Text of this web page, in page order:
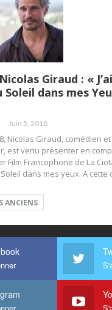
Giraud : «
Soleil dans mes
Juin 5, 2018
Nicolas Giraud, comédien
est venu présenter en
Film Francophone de La
dans mes yeux. A cette
ANCIENS